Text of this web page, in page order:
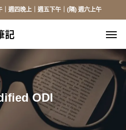
週四晚上｜週五下午｜(隔) 週六上午
記
ODI
記
來電掛號
臉書